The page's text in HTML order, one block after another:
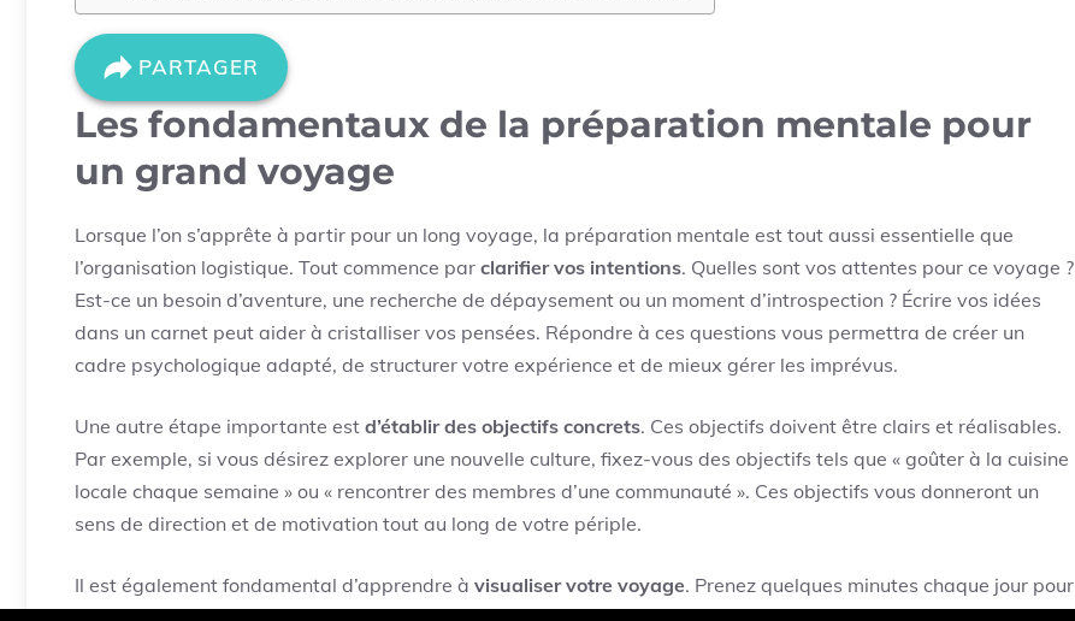
PARTAGER
Les fondamentaux de la préparation mentale pour
un grand voyage
Lorsque l’on s’apprête à partir pour un long voyage, la préparation mentale est tout aussi essentielle que
l’organisation logistique. Tout commence par clarifier vos intentions. Quelles sont vos attentes pour ce voyage ?
Est-ce un besoin d’aventure, une recherche de dépaysement ou un moment d’introspection ? Écrire vos idées
dans un carnet peut aider à cristalliser vos pensées. Répondre à ces questions vous permettra de créer un
cadre psychologique adapté, de structurer votre expérience et de mieux gérer les imprévus.
Une autre étape importante est d’établir des objectifs concrets. Ces objectifs doivent être clairs et réalisables.
Par exemple, si vous désirez explorer une nouvelle culture, fixez-vous des objectifs tels que « goûter à la cuisine
locale chaque semaine » ou « rencontrer des membres d’une communauté ». Ces objectifs vous donneront un
sens de direction et de motivation tout au long de votre périple.
Il est également fondamental d’apprendre à visualiser votre voyage. Prenez quelques minutes chaque jour pour